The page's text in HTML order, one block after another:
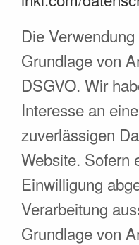
Die
Grundlage von
DSGVO. Wir
Interesse an
zuverlässigen
Website. Sofern
Einwilligung
Verarbeitung
Grundlage von